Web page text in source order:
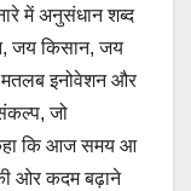
में अनुसंधान शब्द
जय किसान, जय
मतलब इनोवेशन और
जो
कि आज समय आ
ओर कदम बढ़ाने